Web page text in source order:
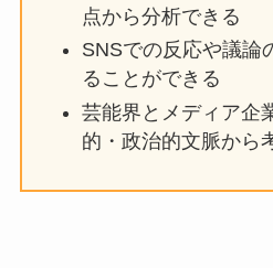
点から分析できる
SNSでの反応や議論
ることができる
芸能界とメディア企
的・政治的文脈から